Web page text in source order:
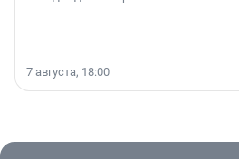
7 августа, 18:00